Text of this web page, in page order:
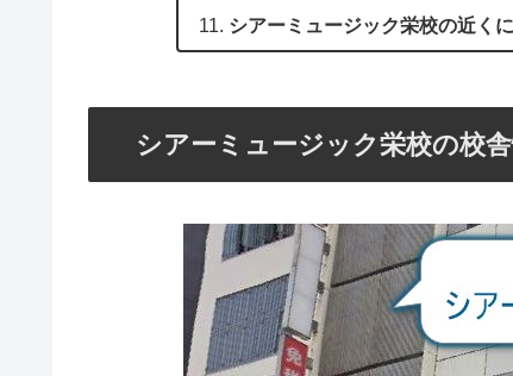
シアーミュージック栄校の近く
シアーミュージック栄校の校